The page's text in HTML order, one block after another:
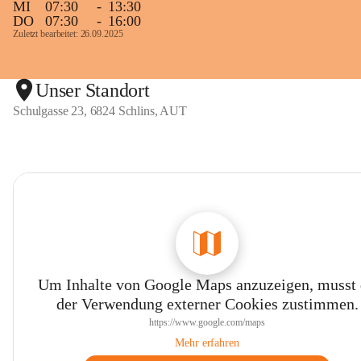
MI 07:30 - 13:30
DO
07:30 - 16:00
Zuletzt bearbeitet: 26.09.2025
Unser Standort
Schulgasse 23, 6824 Schlins, AUT
Um Inhalte von Google Maps anzuzeigen, musst
der Verwendung externer Cookies zustimmen.
https://www.google.com/maps
Mehr erfahren